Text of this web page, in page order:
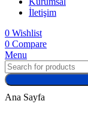
İletişim
0 Wishlist
0 Compare
Menu
Ana Sayfa